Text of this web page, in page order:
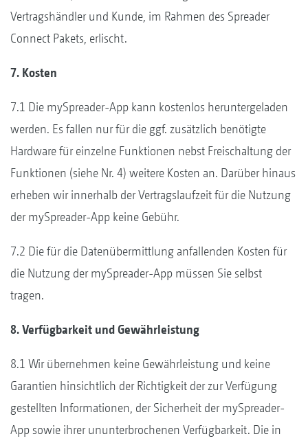
Vertragshändler und Kunde, im Rahmen des Spreader
Connect Pakets, erlischt.
7. Kosten
7.1 Die mySpreader-App kann kostenlos heruntergeladen
werden. Es fallen nur für die ggf. zusätzlich benötigte
Hardware für einzelne Funktionen nebst Freischaltung der
Funktionen (siehe Nr. 4) weitere Kosten an. Darüber hinaus
erheben wir innerhalb der Vertragslaufzeit für die Nutzung
der mySpreader-App keine Gebühr.
7.2 Die für die Datenübermittlung anfallenden Kosten für
die Nutzung der mySpreader-App müssen Sie selbst
tragen.
8. Verfügbarkeit und Gewährleistung
8.1 Wir übernehmen keine Gewährleistung und keine
Garantien hinsichtlich der Richtigkeit der zur Verfügung
gestellten Informationen, der Sicherheit der mySpreader-
App sowie ihrer ununterbrochenen Verfügbarkeit. Die in